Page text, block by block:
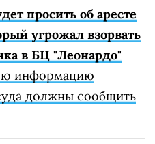
просить об аресте
угрожал взорвать
в БЦ "Леонардо"
информацию
должны сообщить